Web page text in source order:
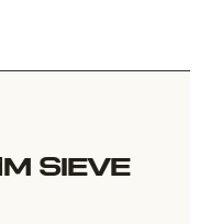
SIEVE